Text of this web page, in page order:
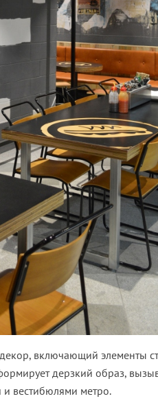
включающий элементы
дерзкий образ,
вестибюлями метро.